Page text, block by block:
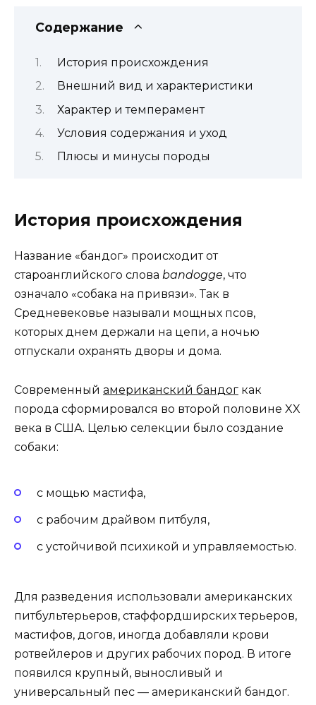
Содержание
История происхождения
Внешний вид и характеристики
Характер и темперамент
Условия содержания и уход
Плюсы и минусы породы
История происхождения
Название «бандог» происходит от
староанглийского слова bandogge, что
означало «собака на привязи». Так в
Средневековье называли мощных псов,
которых днем держали на цепи, а ночью
отпускали охранять дворы и дома.
Современный американский бандог как
порода сформировался во второй половине XX
века в США. Целью селекции было создание
собаки:
с мощью мастифа,
с рабочим драйвом питбуля,
с устойчивой психикой и управляемостью.
Для разведения использовали американских
питбультерьеров, стаффордширских терьеров,
мастифов, догов, иногда добавляли крови
ротвейлеров и других рабочих пород. В итоге
появился крупный, выносливый и
универсальный пес — американский бандог.